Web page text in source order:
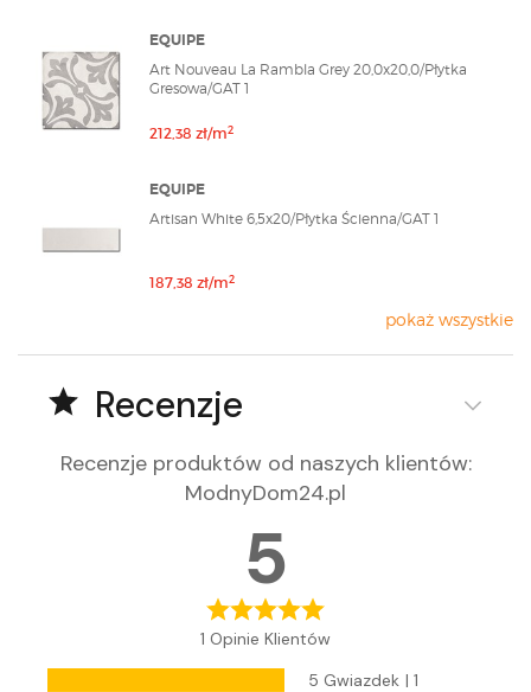
EQUIPE
Art Nouveau La Rambla Grey 20,0x20,0/Płytka
Gresowa/GAT 1
212,38 zł/m2
EQUIPE
Artisan White 6,5x20/Płytka Ścienna/GAT 1
187,38 zł/m2
pokaż wszystkie
Recenzje
Recenzje produktów od naszych klientów:
ModnyDom24.pl
5
1 Opinie Klientów
5 Gwiazdek | 1